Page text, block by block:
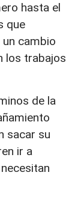
hasta el
que
cambio
los trabajos
de la
sacar su
ir a